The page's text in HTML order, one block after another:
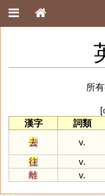
所
[
漢字
詞類
去
v.
往
v.
離
v.